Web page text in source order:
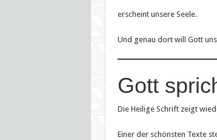
erscheint unsere Seele.
Und genau dort will Gott
Gott
Die Heilige Schrift zeigt
Einer der schönsten Texte